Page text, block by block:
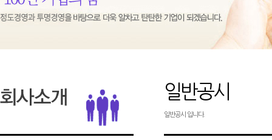
일반공시
일반공시 입니다.